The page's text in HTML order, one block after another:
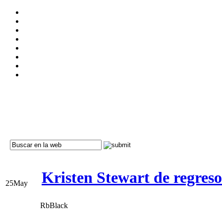
25May Kristen Stewart de
RbBlack